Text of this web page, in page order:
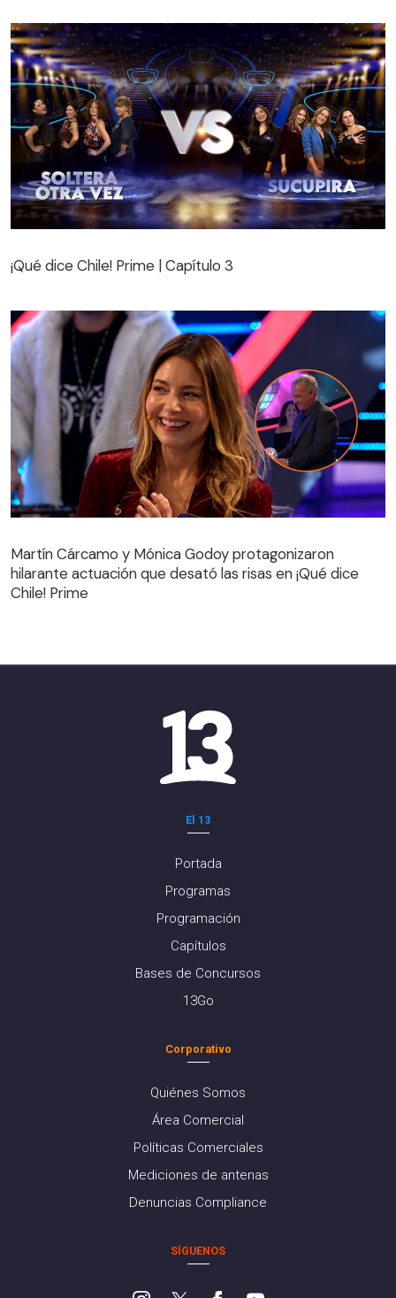
¡Qué dice Chile! Prime | Capítulo 3
hilarante actuación que desató las risas en ¡Qué dice
Chile! Prime
Martín Cárcamo y Mónica Godoy protagonizaron
hilarante actuación que desató las risas en ¡Qué dice
Chile! Prime
El 13
Portada
Programas
Programación
Capítulos
Bases de Concursos
13Go
Corporativo
Quiénes Somos
Área Comercial
Políticas Comerciales
Mediciones de antenas
Denuncias Compliance
SÍGUENOS